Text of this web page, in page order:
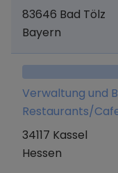
Lebensmitteln
jeglicher
Werbeagentur
Verwaltung von
83646 Bad Tölz
Bayern
Verwaltung und
Restaurants/
34117 Kassel
Hessen